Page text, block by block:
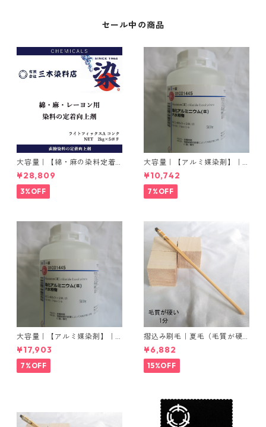
セール中の商品
大容量｜【綿・麻の染料定着
向上剤】｜2kg×5本｜ライト
フィックスAコンク
¥28,809
3%OFF
大容量｜【アルミ媒染剤】｜5
00g−3本入り｜塩化アルミニ
ウム
¥10,742
7%OFF
大容量｜【アルミ媒染剤】｜5
00g−5本入り｜塩化アルミニ
ウム
¥17,903
7%OFF
摺込み刷毛｜夏毛（毛質が硬
い）1分｜16本入り＊1セット
¥6,882
15%OFF